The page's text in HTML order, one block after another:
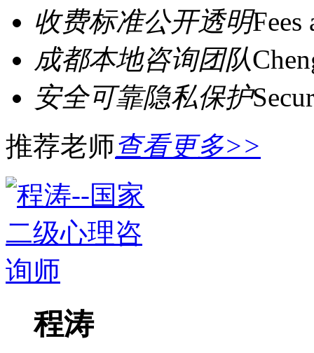
收费标准公开透明Fees
成都本地咨询团队
安全可靠隐私保护
推荐老师查看更多>>
程涛